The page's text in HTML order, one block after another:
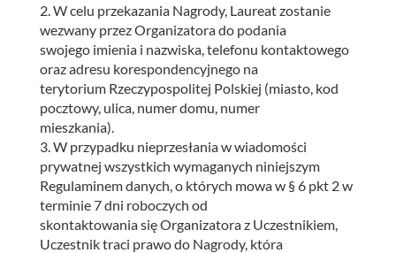
2. W celu przekazania Nagrody, Laureat zostanie
wezwany przez Organizatora do podania
swojego imienia i nazwiska, telefonu kontaktowego
oraz adresu korespondencyjnego na
terytorium Rzeczypospolitej Polskiej (miasto, kod
pocztowy, ulica, numer domu, numer
mieszkania).
3. W przypadku nieprzesłania w wiadomości
prywatnej wszystkich wymaganych niniejszym
Regulaminem danych, o których mowa w § 6 pkt 2 w
terminie 7 dni roboczych od
skontaktowania się Organizatora z Uczestnikiem,
Uczestnik traci prawo do Nagrody, która